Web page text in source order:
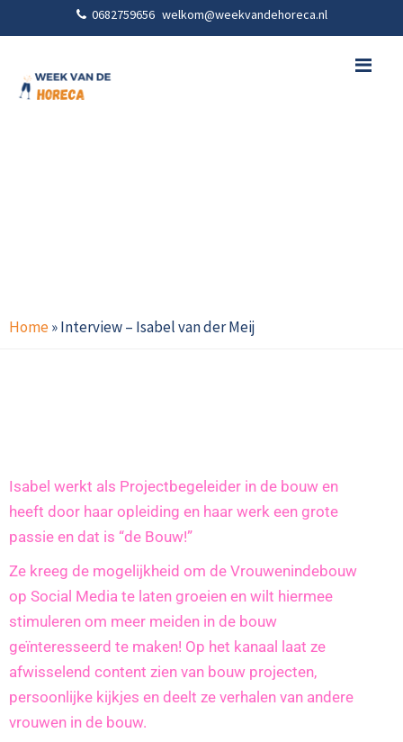
0682759656 welkom@weekvandehoreca.nl
Home»Interview – Isabel van der Meij
Isabel werkt als Projectbegeleider in de bouw en
heeft door haar opleiding en haar werk een grote
passie en dat is “de Bouw!”
Ze kreeg de mogelijkheid om de Vrouwenindebouw
op Social Media te laten groeien en wilt hiermee
stimuleren om meer meiden in de bouw
geïnteresseerd te maken! Op het kanaal laat ze
afwisselend content zien van bouw projecten,
persoonlijke kijkjes en deelt ze verhalen van andere
vrouwen in de bouw.